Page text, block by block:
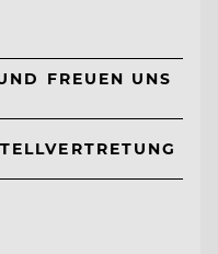
FREUEN UNS